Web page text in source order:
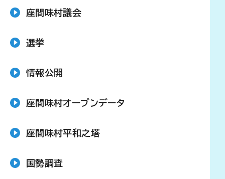
座間味村議会
選挙
情報公開
座間味村オープンデータ
座間味村平和之塔
国勢調査